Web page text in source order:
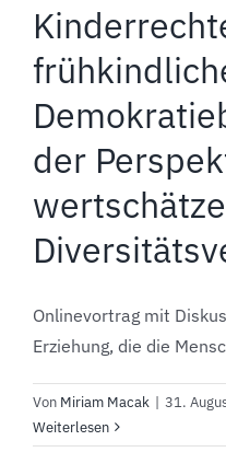
der
Onlinevortrag mit
Erziehung, die die
Von Miriam Macak | 31.
Weiterlesen